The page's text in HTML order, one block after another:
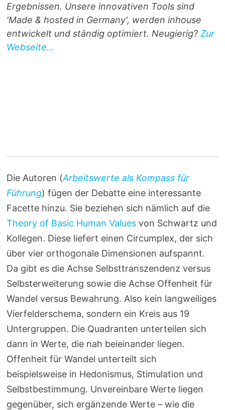
Ergebnissen. Unsere innovativen Tools sind
'Made & hosted in Germany', werden inhouse
entwickelt und ständig optimiert. Neugierig?Zur
Webseite...
Die Autoren (Arbeitswerte als Kompass für
Führung) fügen der Debatte eine interessante
Facette hinzu. Sie beziehen sich nämlich auf die
Theory of Basic Human Values von Schwartz und
Kollegen. Diese liefert einen Circumplex, der sich
über vier orthogonale Dimensionen aufspannt.
Da gibt es die Achse Selbsttranszendenz versus
Selbsterweiterung sowie die Achse Offenheit für
Wandel versus Bewahrung. Also kein langweiliges
Vierfelderschema, sondern ein Kreis aus 19
Untergruppen. Die Quadranten unterteilen sich
dann in Werte, die nah beieinander liegen.
Offenheit für Wandel unterteilt sich
beispielsweise in Hedonismus, Stimulation und
Selbstbestimmung. Unvereinbare Werte liegen
gegenüber, sich ergänzende Werte – wie die